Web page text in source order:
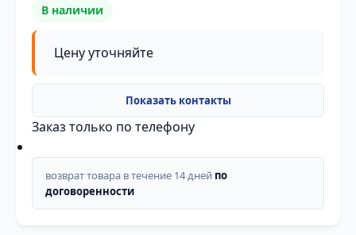
В наличии
Цену уточняйте
Заказ только по телефону
возврат товара в течение 14 дней по
договоренности